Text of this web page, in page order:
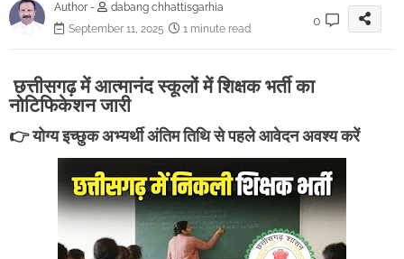
Author -
dabang chhattisgarhia
September 11, 2025
1 minute read
0
छत्तीसगढ़ में आत्मानंद स्कूलों में शिक्षक भर्ती का
नोटिफिकेशन जारी
👉 योग्य इच्छुक अभ्यर्थी अंतिम तिथि से पहले आवेदन अवश्य करें